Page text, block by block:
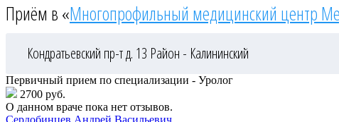
Приём в «Многопрофильный медицинский центр
Кондратьевский пр-т д. 13 Район - Калининский
Первичный прием по специализации - Уролог
2700 руб.
О данном враче пока нет отзывов.